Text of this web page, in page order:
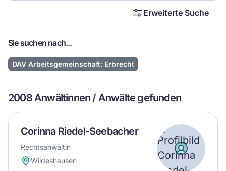
Erweiterte Suche
Sie suchen nach...
DAV Arbeitsgemeinschaft: Erbrecht
2008 Anwältinnen / Anwälte gefunden
Corinna Riedel-Seebacher
Rechtsanwältin
Wildeshausen